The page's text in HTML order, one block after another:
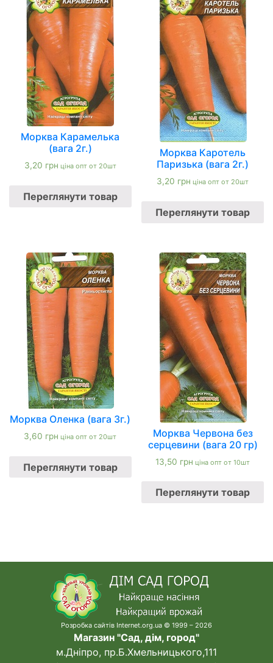
Морква Карамелька
(вага 2г.)
3,20 грн ціна опт от 20шт
Переглянути товар
Морква Каротель
Паризька (вага 2г.)
3,20 грн ціна опт от 20шт
Переглянути товар
Морква Оленка (вага 3г.)
3,60 грн ціна опт от 20шт
Переглянути товар
Морква Червона без
серцевини (вага 20 гр)
13,50 грн ціна опт от 10шт
Переглянути товар
Розробка сайтів Internet.org.ua © 1999 – 2026
Магазин "Сад, дім, город"
м.Дніпро, пр.Б.Хмельницького,111